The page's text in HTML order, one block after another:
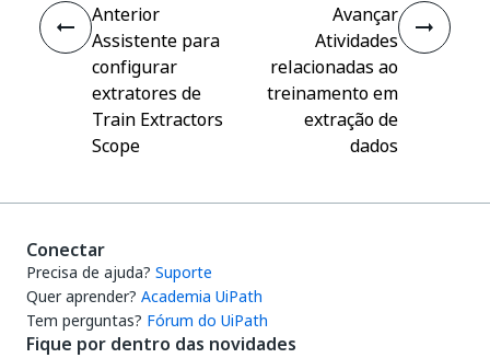
Anterior
Assistente para
configurar
extratores de
Train Extractors
Scope
Avançar
Atividades
relacionadas ao
treinamento em
extração de
dados
Conectar
Precisa de ajuda? Suporte
Quer aprender? Academia UiPath
Tem perguntas? Fórum do UiPath
Fique por dentro das novidades